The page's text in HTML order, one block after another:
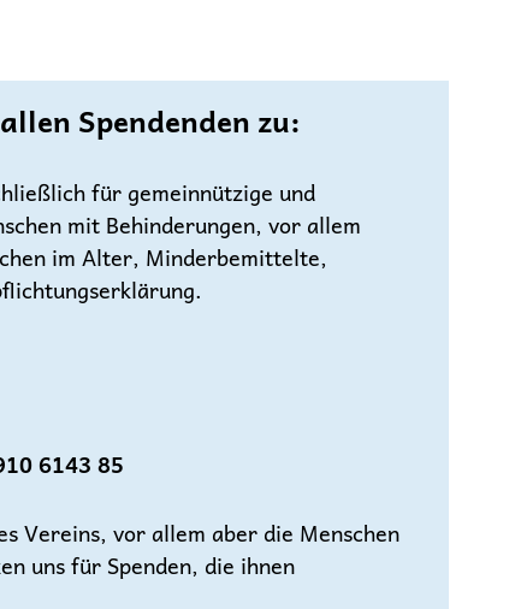
Spendenden zu:
für gemeinnützige und
mit Behinderungen, vor allem
im Alter, Minderbemittelte,
6143 85
Vereins, vor allem aber die Menschen
uns für Spenden, die ihnen